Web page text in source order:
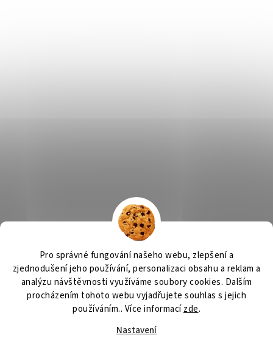
Pro správné fungování našeho webu, zlepšení a
zjednodušení jeho používání, personalizaci obsahu a reklam a
analýzu návštěvnosti využíváme soubory cookies. Dalším
procházením tohoto webu vyjadřujete souhlas s jejich
používáním.. Více informacízde.
Nastavení
Výčepní zařízení, chlazení na pivo, chlazení piva OSMO CZ
Barvy Příbram Obchodní podmínky GDPR
Vytvořil Shoptet